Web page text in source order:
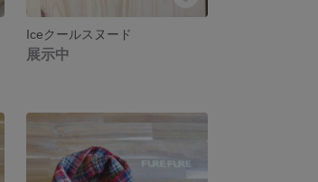
Iceクールスヌード
展示中